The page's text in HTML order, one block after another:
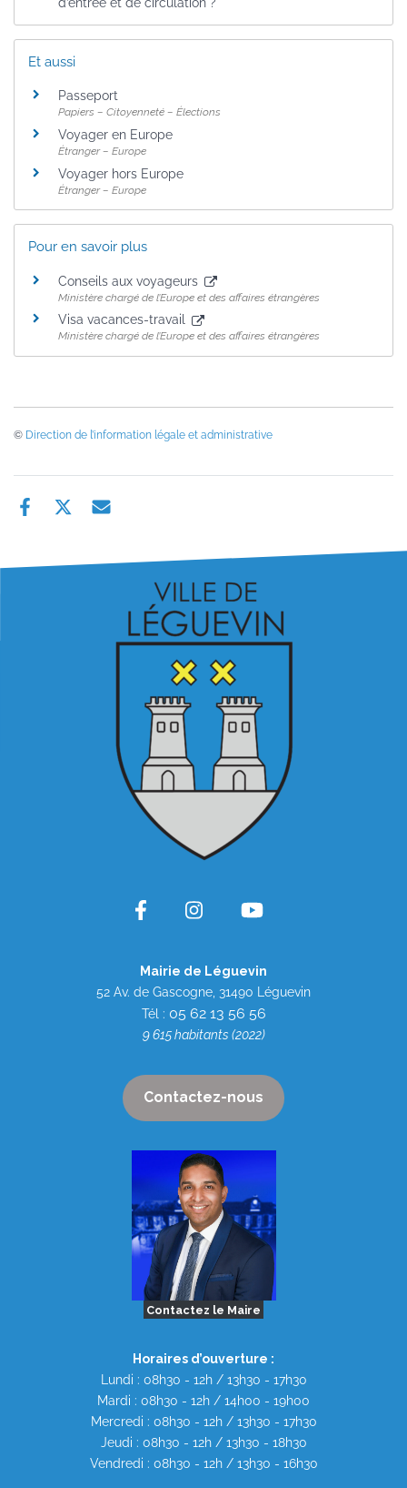
d’entrée et de circulation ?
Et aussi
Passeport
Papiers – Citoyenneté – Élections
Voyager en Europe
Étranger – Europe
Voyager hors Europe
Étranger – Europe
Pour en savoir plus
Conseils aux voyageurs
Ministère chargé de l’Europe et des affaires étrangères
Visa vacances-travail
Ministère chargé de l’Europe et des affaires étrangères
© Direction de l’information légale et administrative
Mairie de Léguevin
52 Av. de Gascogne, 31490 Léguevin
Tél : 05 62 13 56 56
9 615 habitants (2022)
Contactez-nous
Contactez le Maire
Horaires d’ouverture :
Lundi : 08h30 - 12h / 13h30 - 17h30
Mardi : 08h30 - 12h / 14h00 - 19h00
Mercredi : 08h30 - 12h / 13h30 - 17h30
Jeudi : 08h30 - 12h / 13h30 - 18h30
Vendredi : 08h30 - 12h / 13h30 - 16h30